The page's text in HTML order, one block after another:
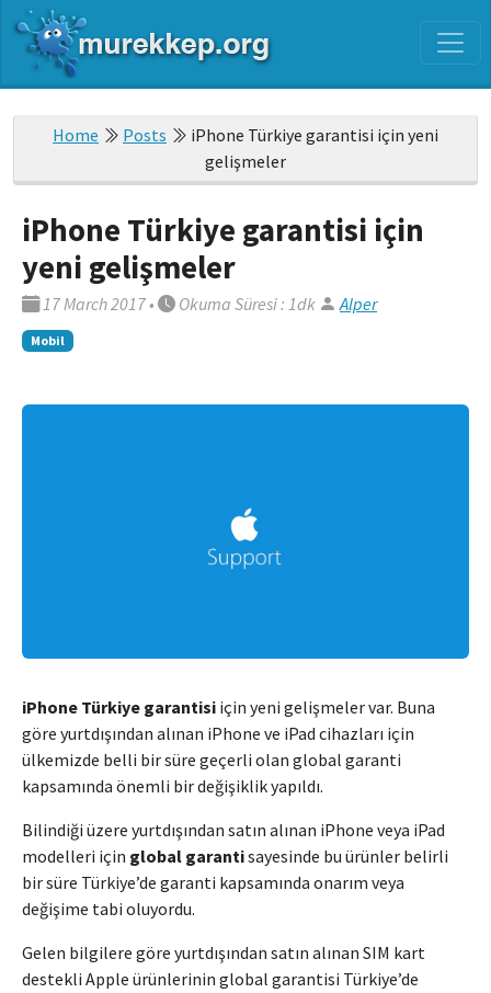
Home Posts
iPhone Türkiye garantisi için yeni
gelişmeler
iPhone Türkiye garantisi için
yeni gelişmeler
17 March 2017• Okuma Süresi : 1dk Alper
Mobil
iPhone Türkiye garantisi için yeni gelişmeler var. Buna
göre yurtdışından alınan iPhone ve iPad cihazları için
ülkemizde belli bir süre geçerli olan global garanti
kapsamında önemli bir değişiklik yapıldı.
Bilindiği üzere yurtdışından satın alınan iPhone veya iPad
modelleri için global garantisayesinde bu ürünler belirli
bir süre Türkiye’de garanti kapsamında onarım veya
değişime tabi oluyordu.
Gelen bilgilere göre yurtdışından satın alınan SIM kart
destekli Apple ürünlerinin global garantisi Türkiye’de